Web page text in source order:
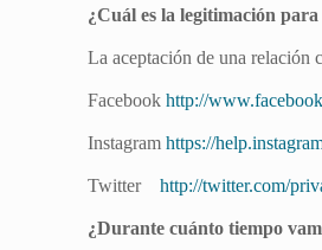
¿Cuál es la legitimación
La aceptación de una relación
Facebookhttp://
Instagramhttps://
Twitterhttp://twitter.com/
¿Durante cuánto tiempo